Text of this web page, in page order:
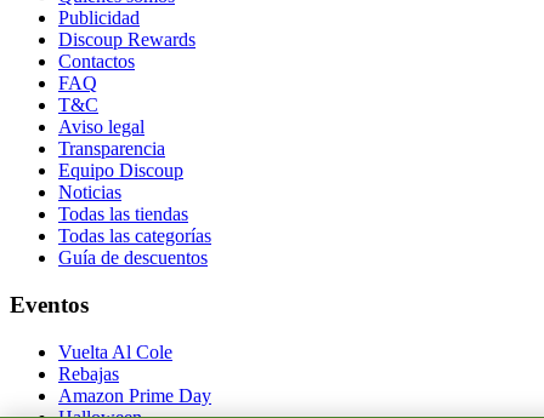
Publicidad
Discoup Rewards
Contactos
FAQ
T&C
Aviso legal
Transparencia
Equipo Discoup
Noticias
Todas las tiendas
Todas las categorías
Guía de descuentos
Eventos
Vuelta Al Cole
Rebajas
Amazon Prime Day